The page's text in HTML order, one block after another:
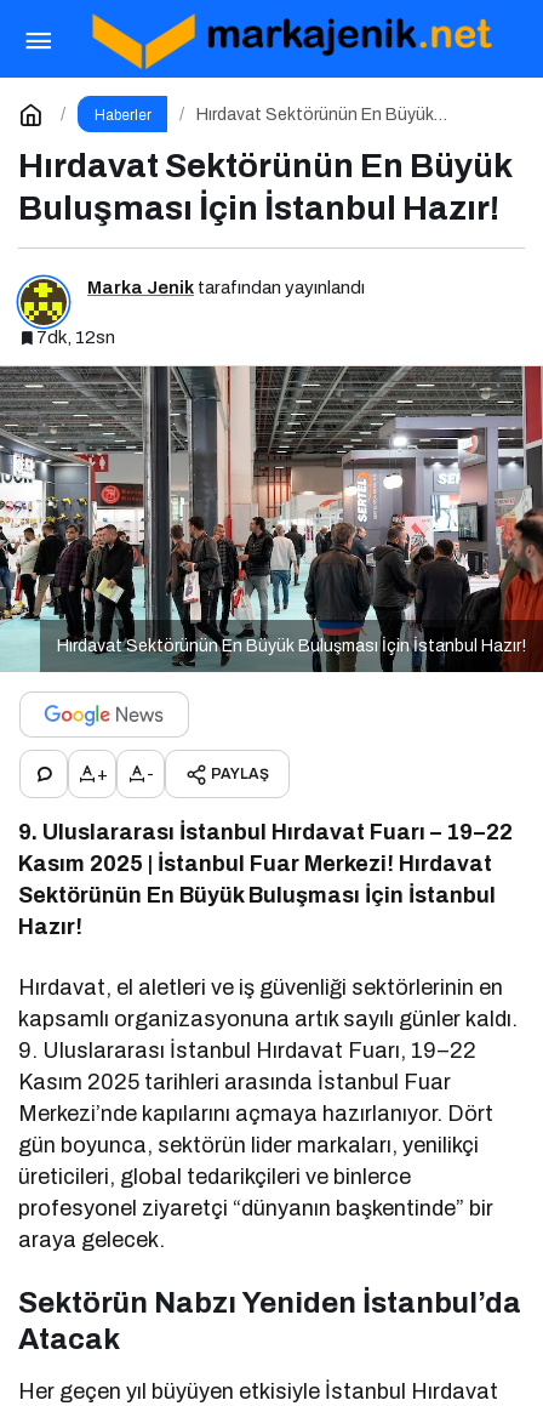
Haberler
Hırdavat Sektörünün En Büyük
Hırdavat Sektörünün En Büyük
Buluşması İçin İstanbul Hazır!
Marka Jenik tarafından yayınlandı
7dk, 12sn
Hırdavat Sektörünün En Büyük Buluşması İçin İstanbul Hazır!
+ - PAYLAŞ
9. Uluslararası İstanbul Hırdavat Fuarı – 19–22
Kasım 2025 | İstanbul Fuar Merkezi! Hırdavat
Sektörünün En Büyük Buluşması İçin İstanbul
Hazır!
Hırdavat, el aletleri ve iş güvenliği sektörlerinin en
kapsamlı organizasyonuna artık sayılı günler kaldı.
9. Uluslararası İstanbul Hırdavat Fuarı, 19–22
Kasım 2025 tarihleri arasında İstanbul Fuar
Merkezi’nde kapılarını açmaya hazırlanıyor. Dört
gün boyunca, sektörün lider markaları, yenilikçi
üreticileri, global tedarikçileri ve binlerce
profesyonel ziyaretçi “dünyanın başkentinde” bir
araya gelecek.
Sektörün Nabzı Yeniden İstanbul’da
Atacak
Her geçen yıl büyüyen etkisiyle İstanbul Hırdavat
Meclis’te Gündem Yoğun: 11. Yargı Paketi ve
Memur Zammında Son Durum!
Yorum Yap